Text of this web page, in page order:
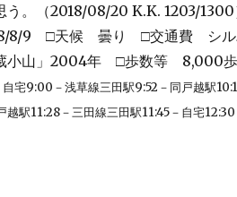
う。（2018/08/20 K.K. 1203/1300
8/9 □天候 曇り □交通費 シル
小山」2004年 □歩数等 8,000
自宅9:00－浅草線三田駅9:52－同戸越駅
越駅11:28－三田線三田駅11:45－自宅12:30